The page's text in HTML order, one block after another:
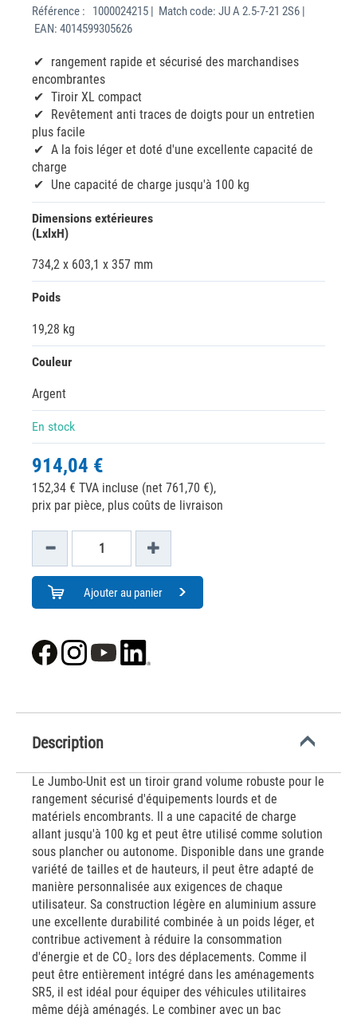
Référence :
1000024215 | Match code: JU A 2.5-7-21 2S6 |
EAN: 4014599305626
rangement rapide et sécurisé des marchandises
encombrantes
Tiroir XL compact
Revêtement anti traces de doigts pour un entretien
plus facile
A la fois léger et doté d'une excellente capacité de
charge
Une capacité de charge jusqu'à 100 kg
Dimensions extérieures
(LxlxH)
734,2 x 603,1 x 357 mm
Poids
19,28 kg
Couleur
Argent
En stock
914,04 €
152,34 € TVA incluse (net 761,70 €),
prix par pièce, plus coûts de livraison
Ajouter au panier
Description
Le Jumbo-Unit est un tiroir grand volume robuste pour le
rangement sécurisé d'équipements lourds et de
matériels encombrants. Il a une capacité de charge
allant jusqu'à 100 kg et peut être utilisé comme solution
sous plancher ou autonome. Disponible dans une grande
variété de tailles et de hauteurs, il peut être adapté de
manière personnalisée aux exigences de chaque
utilisateur. Sa construction légère en aluminium assure
une excellente durabilité combinée à un poids léger, et
contribue activement à réduire la consommation
d'énergie et de CO₂ lors des déplacements. Comme il
peut être entièrement intégré dans les aménagements
SR5, il est idéal pour équiper des véhicules utilitaires
même déjà aménagés. Le combiner avec un bac